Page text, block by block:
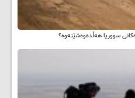
سووریا هەڵدەوەشێتەوە؟